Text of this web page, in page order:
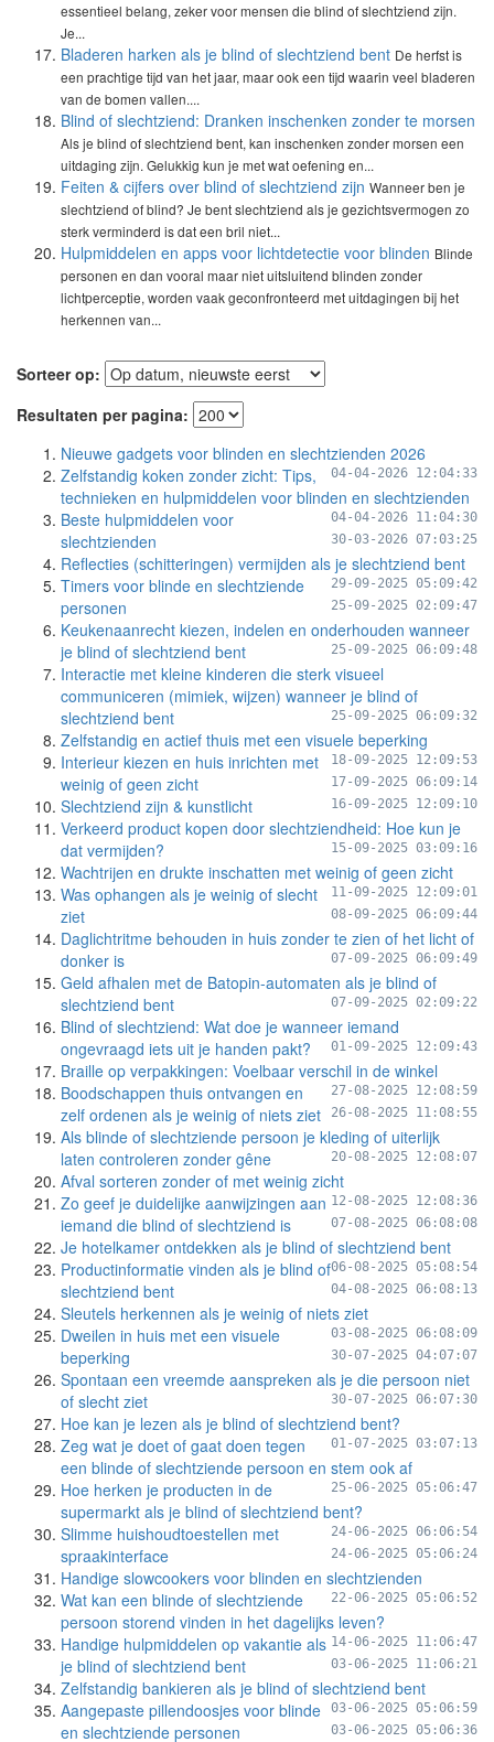
essentieel belang, zeker voor mensen die blind of slechtziend zijn.
Je...
Bladeren harken als je blind of slechtziend bent De herfst is
een prachtige tijd van het jaar, maar ook een tijd waarin veel bladeren
van de bomen vallen....
Blind of slechtziend: Dranken inschenken zonder te morsen
Als je blind of slechtziend bent, kan inschenken zonder morsen een
uitdaging zijn. Gelukkig kun je met wat oefening en...
Feiten & cijfers over blind of slechtziend zijn Wanneer ben je
slechtziend of blind? Je bent slechtziend als je gezichtsvermogen zo
sterk verminderd is dat een bril niet...
Hulpmiddelen en apps voor lichtdetectie voor blinden Blinde
personen en dan vooral maar niet uitsluitend blinden zonder
lichtperceptie, worden vaak geconfronteerd met uitdagingen bij het
herkennen van...
Sorteer op:
Resultaten per pagina:
Nieuwe gadgets voor blinden en slechtzienden 2026
04-04-2026 12:04:33
Zelfstandig koken zonder zicht: Tips,
technieken en hulpmiddelen voor blinden en slechtzienden
04-04-2026 11:04:30
Beste hulpmiddelen voor
slechtzienden
30-03-2026 07:03:25
Reflecties (schitteringen) vermijden als je slechtziend bent
29-09-2025 05:09:42
Timers voor blinde en slechtziende
personen
25-09-2025 02:09:47
Keukenaanrecht kiezen, indelen en onderhouden wanneer
je blind of slechtziend bent
25-09-2025 06:09:48
Interactie met kleine kinderen die sterk visueel
communiceren (mimiek, wijzen) wanneer je blind of
slechtziend bent
25-09-2025 06:09:32
Zelfstandig en actief thuis met een visuele beperking
18-09-2025 12:09:53
Interieur kiezen en huis inrichten met
weinig of geen zicht
17-09-2025 06:09:14
Slechtziend zijn & kunstlicht 16-09-2025 12:09:10
Verkeerd product kopen door slechtziendheid: Hoe kun je
dat vermijden?
15-09-2025 03:09:16
Wachtrijen en drukte inschatten met weinig of geen zicht
11-09-2025 12:09:01
Was ophangen als je weinig of slecht
ziet
08-09-2025 06:09:44
Daglichtritme behouden in huis zonder te zien of het licht of
donker is
07-09-2025 06:09:49
Geld afhalen met de Batopin-automaten als je blind of
slechtziend bent
07-09-2025 02:09:22
Blind of slechtziend: Wat doe je wanneer iemand
ongevraagd iets uit je handen pakt?
01-09-2025 12:09:43
Braille op verpakkingen: Voelbaar verschil in de winkel
27-08-2025 12:08:59
Boodschappen thuis ontvangen en
zelf ordenen als je weinig of niets ziet
26-08-2025 11:08:55
Als blinde of slechtziende persoon je kleding of uiterlijk
laten controleren zonder gêne
20-08-2025 12:08:07
Afval sorteren zonder of met weinig zicht
12-08-2025 12:08:36
Zo geef je duidelijke aanwijzingen aan
iemand die blind of slechtziend is
07-08-2025 06:08:08
Je hotelkamer ontdekken als je blind of slechtziend bent
06-08-2025 05:08:54
Productinformatie vinden als je blind of
slechtziend bent
04-08-2025 06:08:13
Sleutels herkennen als je weinig of niets ziet
03-08-2025 06:08:09
Dweilen in huis met een visuele
beperking
30-07-2025 04:07:07
Spontaan een vreemde aanspreken als je die persoon niet
of slecht ziet
30-07-2025 06:07:30
Hoe kan je lezen als je blind of slechtziend bent?
01-07-2025 03:07:13
Zeg wat je doet of gaat doen tegen
een blinde of slechtziende persoon en stem ook af
25-06-2025 05:06:47
Hoe herken je producten in de
supermarkt als je blind of slechtziend bent?
24-06-2025 06:06:54
Slimme huishoudtoestellen met
spraakinterface
24-06-2025 05:06:24
Handige slowcookers voor blinden en slechtzienden
22-06-2025 05:06:52
Wat kan een blinde of slechtziende
persoon storend vinden in het dagelijks leven?
14-06-2025 11:06:47
Handige hulpmiddelen op vakantie als
je blind of slechtziend bent
03-06-2025 11:06:21
Zelfstandig bankieren als je blind of slechtziend bent
03-06-2025 05:06:59
Aangepaste pillendoosjes voor blinde
en slechtziende personen
03-06-2025 05:06:36